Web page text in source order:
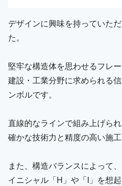
デザインに興味を持っていた
た。
堅牢な構造体を思わせるフレー
建設・工業分野に求められる
ンボルです。
直線的なラインで組み上げられ
確かな技術力と精度の高い施工
また、構造バランスによって、
イニシャル「H」や「I」を想